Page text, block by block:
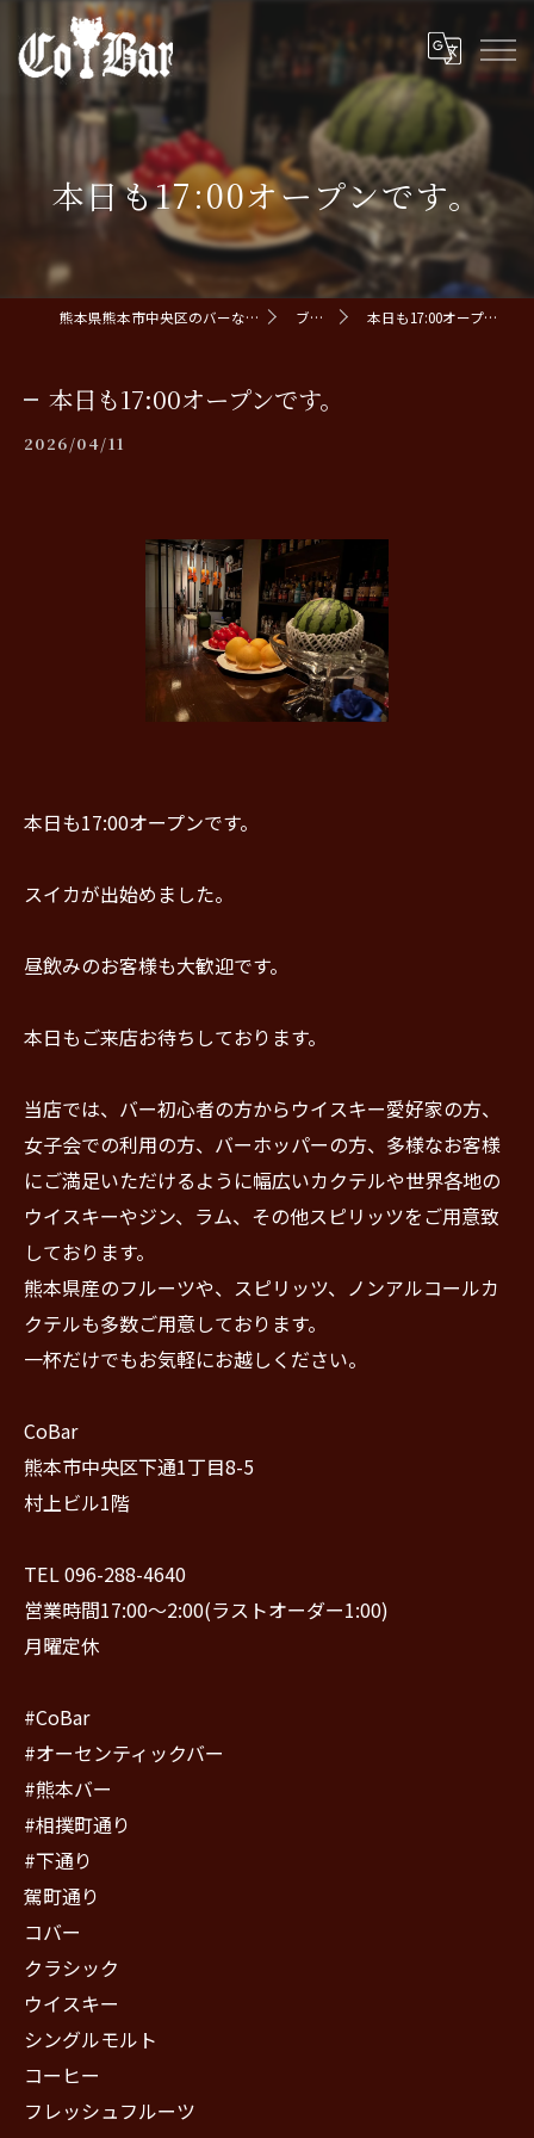
本日も17:00オープンです。
熊本県熊本市中央区のバーならCoBar ブログ 本日も17:00オープンです。
本日も17:00オープンです。
2026/04/11
本日も17:00オープンです。
スイカが出始めました。
昼飲みのお客様も大歓迎です。
本日もご来店お待ちしております。
当店では、バー初心者の方からウイスキー愛好家の方、
女子会での利用の方、バーホッパーの方、多様なお客様
にご満足いただけるように幅広いカクテルや世界各地の
ウイスキーやジン、ラム、その他スピリッツをご用意致
しております。
熊本県産のフルーツや、スピリッツ、ノンアルコールカ
クテルも多数ご用意しております。
一杯だけでもお気軽にお越しください。
CoBar
熊本市中央区下通1丁目8-5
村上ビル1階
TEL 096-288-4640
営業時間17:00〜2:00(ラストオーダー1:00)
月曜定休
#CoBar
#オーセンティックバー
#熊本バー
#相撲町通り
#下通り
駕町通り
コバー
クラシック
ウイスキー
シングルモルト
コーヒー
フレッシュフルーツ